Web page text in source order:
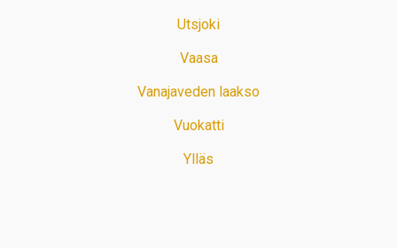
Utsjoki
Vaasa
Vanajaveden laakso
Vuokatti
Ylläs